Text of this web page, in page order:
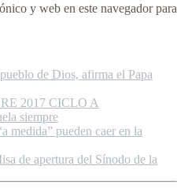
y web en este navegador para
de Dios, afirma el Papa
2017 CICLO A
siempre
medida” pueden caer en la
de apertura del Sínodo de la